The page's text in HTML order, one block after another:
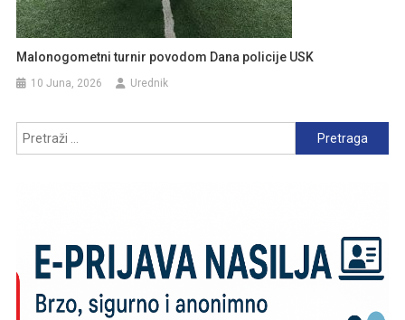
Malonogometni turnir povodom Dana policije USK
10 Juna, 2026 Urednik
Pretraga: